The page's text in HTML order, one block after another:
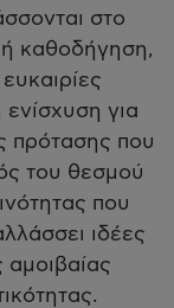
στο
καθοδήγηση,
για
πρότασης που
του θεσμού
που
ιδέες
αμοιβαίας